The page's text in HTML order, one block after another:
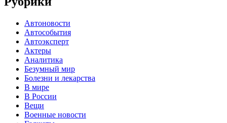
Автоновости
Автособытия
Автоэксперт
Актеры
Аналитика
Безумный мир
Болезни и лекарства
В мире
В России
Вещи
Военные новости